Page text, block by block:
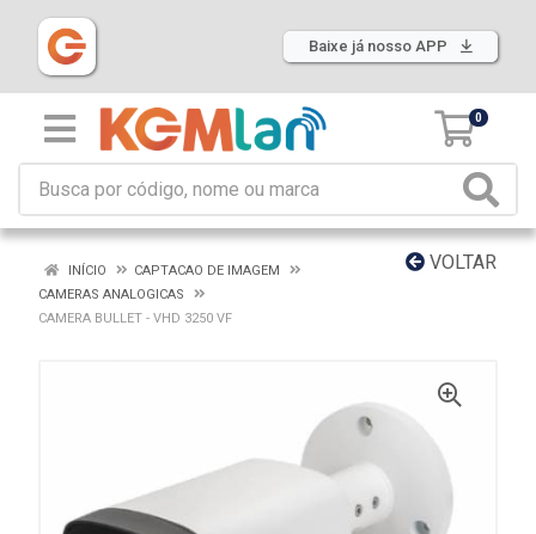
Baixe já nosso APP
0
VOLTAR
INÍCIO
CAPTACAO DE IMAGEM
CAMERAS ANALOGICAS
CAMERA BULLET - VHD 3250 VF